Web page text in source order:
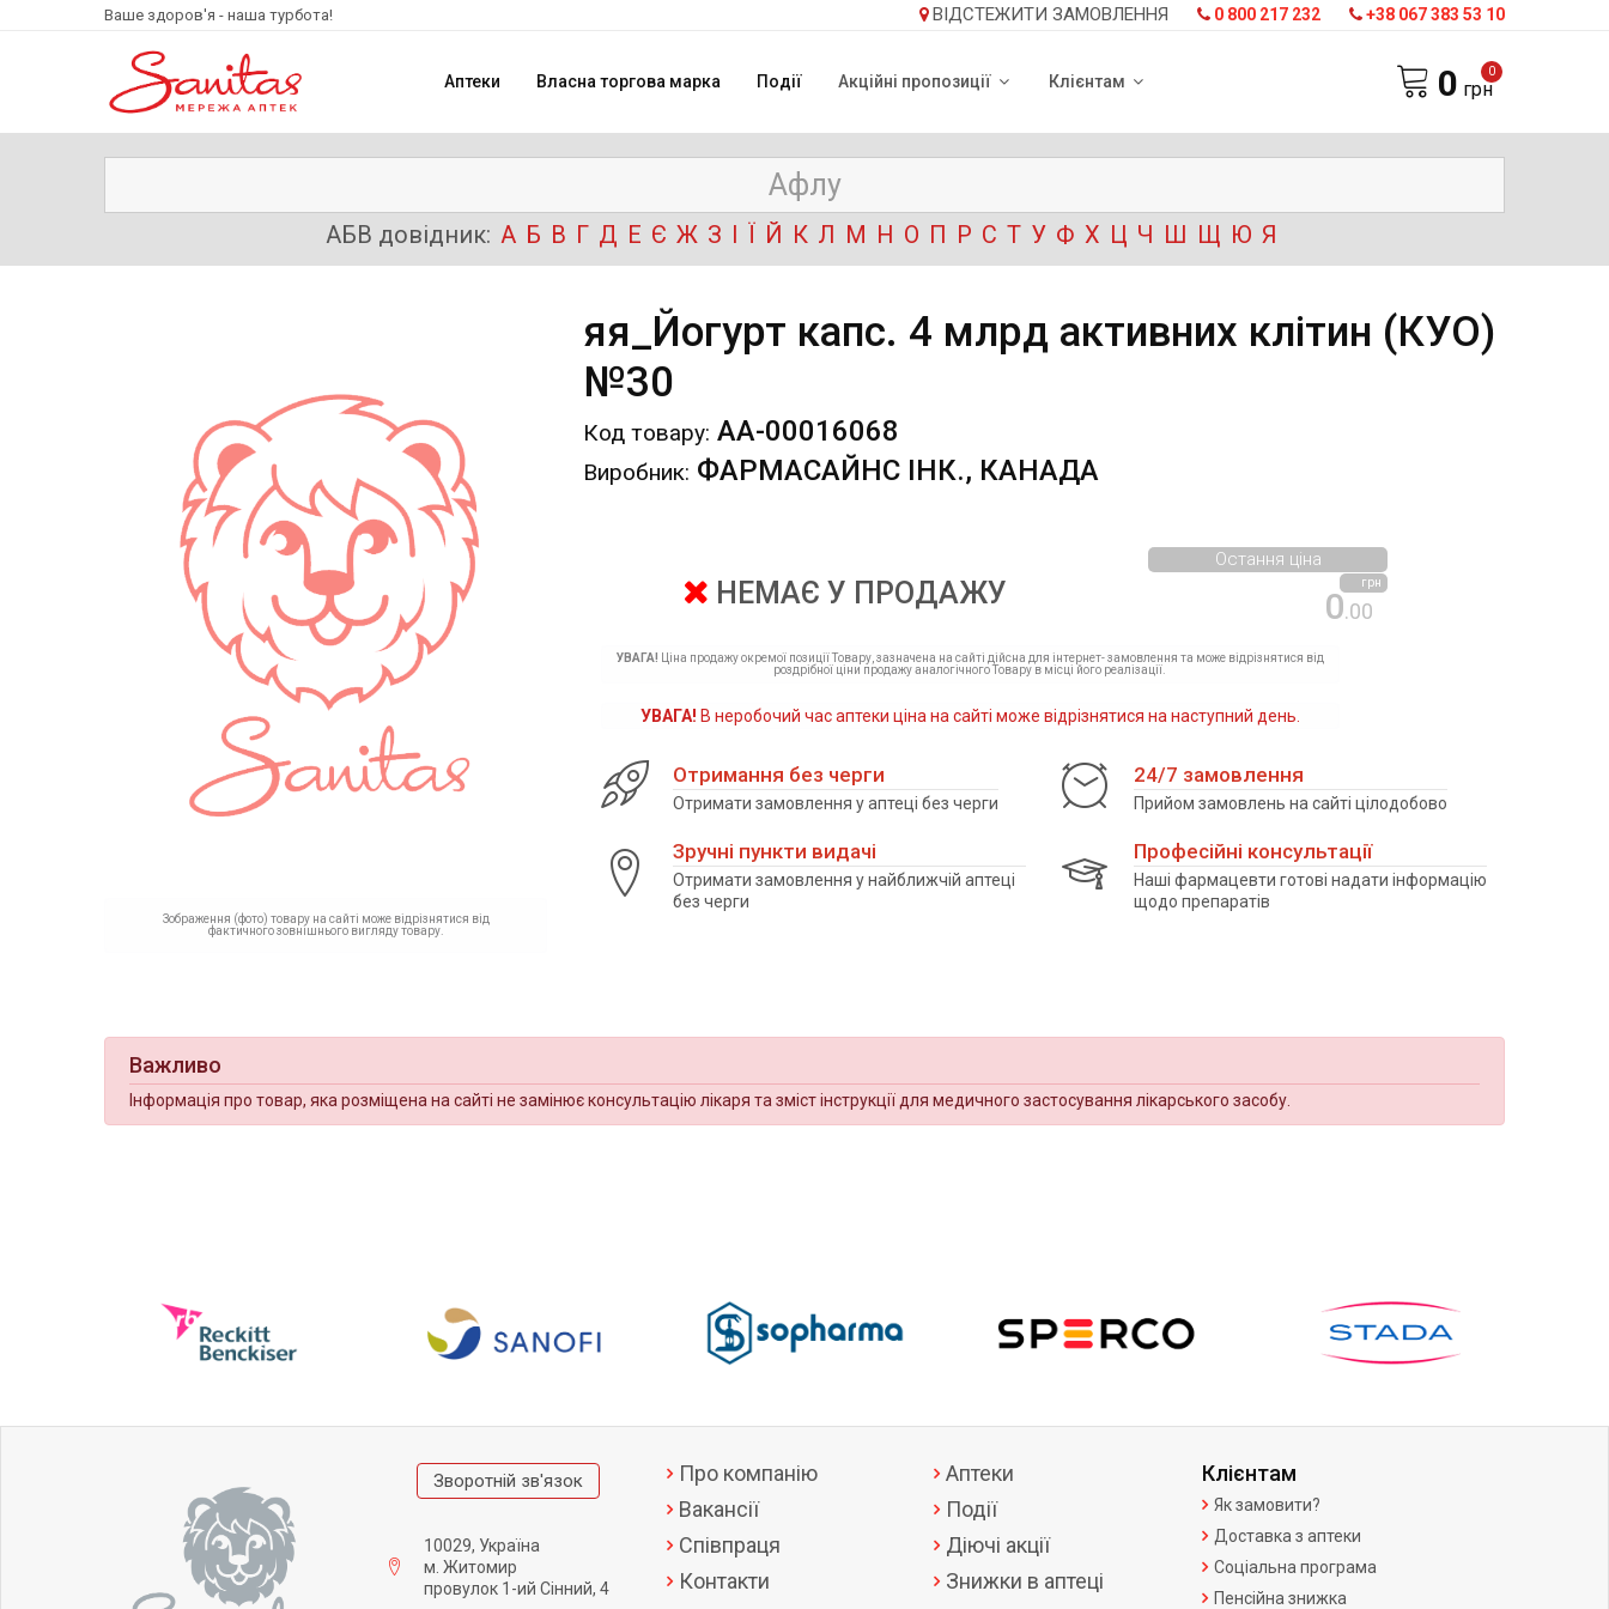
Ваше здоров'я - наша турбота! ВІДСТЕЖИТИ ЗАМОВЛЕННЯ 0 800 217 232 +38 067 383 53 10
Аптеки Власна торгова марка Події Акційні пропозиції Клієнтам
0
0 грн
АБВ довідник: А Б В Г Д Е Є Ж З І Ї Й К Л М Н О П Р С Т У Ф Х Ц Ч Ш Щ Ю Я
Зображення (фото) товару на сайті може відрізнятися від
фактичного зовнішнього вигляду товару.
яя_Йогурт капс. 4 млрд активних клітин (КУО)
№30
Код товару: АА-00016068
Виробник: ФАРМАСАЙНС ІНК., КАНАДА
НЕМАЄ У ПРОДАЖУ 0.00
грн
Остання ціна
УВАГА! Ціна продажу окремої позиції Товару, зазначена на сайті дійсна для інтернет- замовлення та може відрізнятися від
роздрібної ціни продажу аналогічного Товару в місці його реалізації.
УВАГА! В неробочий час аптеки ціна на сайті може відрізнятися на наступний день.
Отримання без черги
Отримати замовлення у аптеці без черги
24/7 замовлення
Прийом замовлень на сайті цілодобово
Зручні пункти видачі
Отримати замовлення у найближчій аптеці
без черги
Професійні консультації
Наші фармацевти готові надати інформацію
щодо препаратів
Важливо
Інформація про товар, яка розміщена на сайті не замінює консультацію лікаря та зміст інструкції для медичного застосування лікарського засобу.
Зворотній зв'язок
10029, Україна
м. Житомир
провулок 1-ий Сінний, 4
Про компанію
Вакансії
Співпраця
Контакти
Аптеки
Події
Діючі акції
Знижки в аптеці
Клієнтам
Як замовити?
Доставка з аптеки
Соціальна програма
Пенсійна знижка